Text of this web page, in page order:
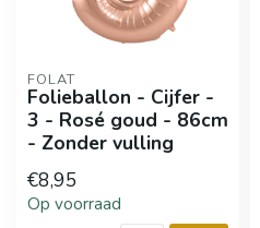
FOLAT
Folieballon - Cijfer -
3 - Rosé goud - 86cm
- Zonder vulling
€8,95
Op voorraad